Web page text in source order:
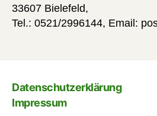
33607 Bielefeld,
Tel.: 0521/2996144, Email:
Datenschutzerklärung
Impressum